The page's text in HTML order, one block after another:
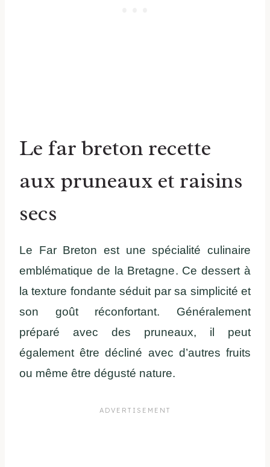
Le far breton recette
aux pruneaux et raisins
secs
Le Far Breton est une spécialité culinaire
emblématique de la Bretagne. Ce dessert à
la texture fondante séduit par sa simplicité et
son goût réconfortant. Généralement
préparé avec des pruneaux, il peut
également être décliné avec d’autres fruits
ou même être dégusté nature.